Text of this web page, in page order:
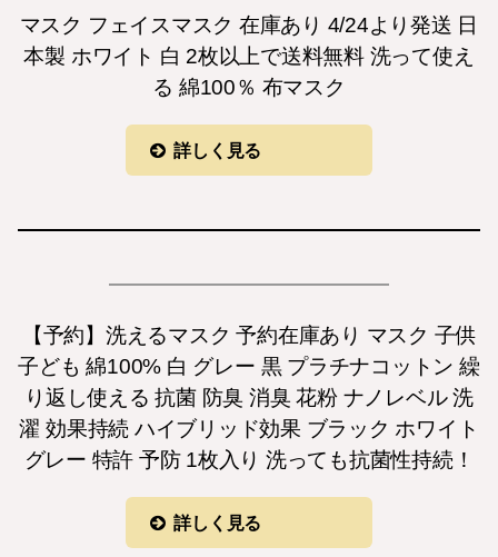
マスク フェイスマスク 在庫あり 4/24より発送 日
本製 ホワイト 白 2枚以上で送料無料 洗って使え
る 綿100％ 布マスク
詳しく見る
【予約】洗えるマスク 予約在庫あり マスク 子供
子ども 綿100% 白 グレー 黒 プラチナコットン 繰
り返し使える 抗菌 防臭 消臭 花粉 ナノレベル 洗
濯 効果持続 ハイブリッド効果 ブラック ホワイト
グレー 特許 予防 1枚入り 洗っても抗菌性持続！
詳しく見る